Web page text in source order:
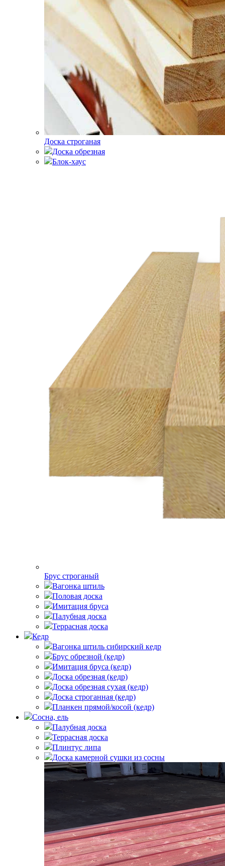
Доска строганая
Доска обрезная
Блок-хаус
Брус строганый
Вагонка штиль
Половая доска
Имитация бруса
Палубная доска
Террасная доска
Кедр
Вагонка штиль сибирский кедр
Брус обрезной (кедр)
Имитация бруса (кедр)
Доска обрезная (кедр)
Доска обрезная сухая (кедр)
Доска строганная (кедр)
Планкен прямой/косой (кедр)
Сосна, ель
Палубная доска
Террасная доска
Плинтус липа
Доска камерной сушки из сосны